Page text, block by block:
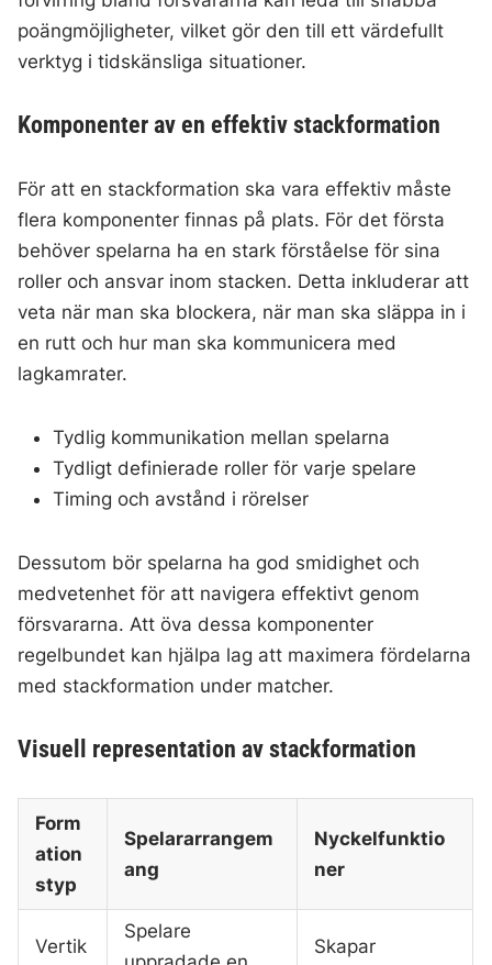
poängmöjligheter, vilket gör den till ett värdefullt
verktyg i tidskänsliga situationer.
Komponenter av en effektiv stackformation
För att en stackformation ska vara effektiv måste
flera komponenter finnas på plats. För det första
behöver spelarna ha en stark förståelse för sina
roller och ansvar inom stacken. Detta inkluderar att
veta när man ska blockera, när man ska släppa in i
en rutt och hur man ska kommunicera med
lagkamrater.
Tydlig kommunikation mellan spelarna
Tydligt definierade roller för varje spelare
Timing och avstånd i rörelser
Dessutom bör spelarna ha god smidighet och
medvetenhet för att navigera effektivt genom
försvararna. Att öva dessa komponenter
regelbundet kan hjälpa lag att maximera fördelarna
med stackformation under matcher.
Visuell representation av stackformation
Form
ation
styp
Spelararrangem
ang
Nyckelfunktio
ner
Vertik
Spelare
Skapar